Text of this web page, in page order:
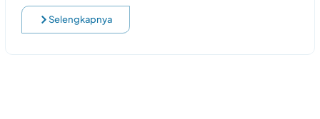
Selengkapnya